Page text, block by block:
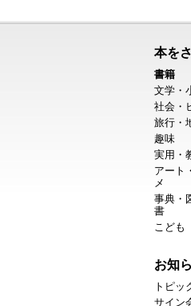
本を
書籍
文学・
社会・
旅行・
趣味
実用・
アート
メ
事典・
書
こども
お知
トピッ
サイン